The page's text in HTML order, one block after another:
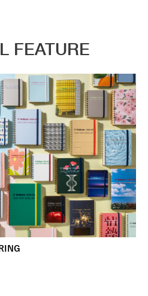
FEATURE